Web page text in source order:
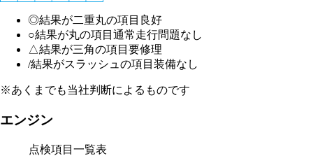
◎結果が二重丸の項目 良好
○結果が丸の項目 通常走行問題なし
△結果が三角の項目 要修理
/結果がスラッシュの項目 装備なし
※あくまでも当社判断によるものです
エンジン
点検項目一覧表